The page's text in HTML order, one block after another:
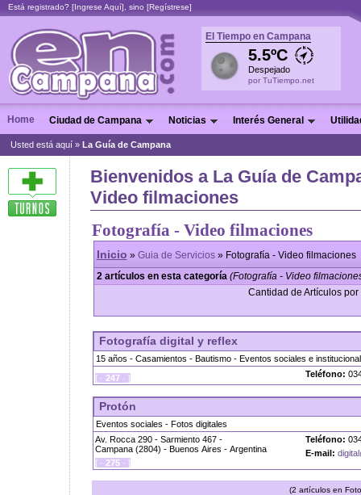
Está registrado? [Ingrese Aquí], sino [Regístrese]
El Tiempo en Campana
5.5ºC
Despejado
por TuTiempo.net
Home Ciudad de Campana Noticias Interés General
Usted está aquí » La Guía de Campana
Bienvenidos a La Guía de
Video filmaciones
Fotografía - Video filmaciones
Inicio » Guia de Servicios» Fotografía - Video filmaciones
2 artículos en esta categoría (Fotografía - Video
Cantidad de Artículos por
Fotografía digital y reflex
15 años - Casamientos - Bautismo - Eventos sociales e
[ · 247 · ] Teléfono:
Protón
Eventos sociales - Fotos digitales
Av. Rocca 290 - Sarmiento 467 -
Campana (2804) - Buenos Aires - Argentina
[ · 275 · ]
Teléfono:
E-mail:
(2 artículos en